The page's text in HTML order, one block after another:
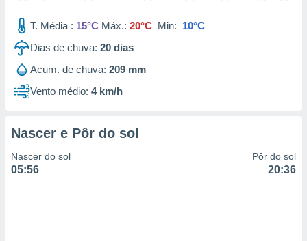
utilizar
criar
medir
da
medir o
T. Média : 15°C Máx.: 20°C Min: 10°C
Dias de chuva: 20 dias
Acum. de chuva: 209 mm
Vento médio: 4 km/h
Nascer e Pôr do sol
Nascer do sol
05:56
Pôr do sol
20:36